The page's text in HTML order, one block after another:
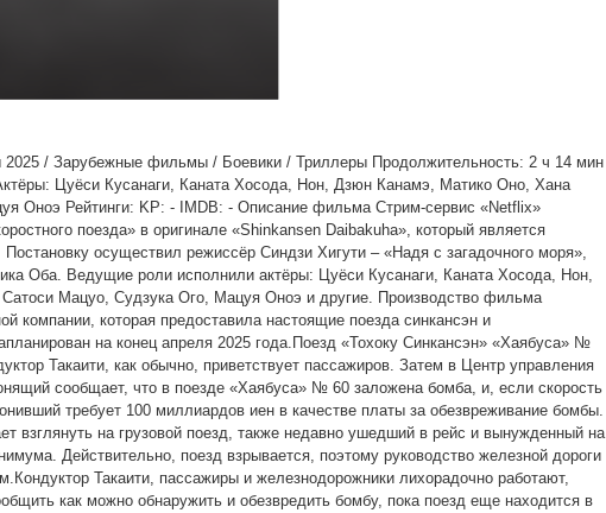
/ Зарубежные фильмы / Боевики / Триллеры Продолжительность: 2 ч 14 мин
Цуёси Кусанаги, Каната Хосода, Нон, Дзюн Канамэ, Матико Оно, Хана
Оноэ Рейтинги: KP: - IMDB: - Описание фильма Стрим-сервис «Netflix»
поезда» в оригинале «Shinkansen Daibakuha», который является
осуществил режиссёр Синдзи Хигути – «Надя с загадочного моря»,
Оба. Ведущие роли исполнили актёры: Цуёси Кусанаги, Каната Хосода, Нон,
Мацуо, Судзука Ого, Мацуя Оноэ и другие. Производство фильма
компании, которая предоставила настоящие поезда синкансэн и
на конец апреля 2025 года.Поезд «Тохоку Синкансэн» «Хаябуса» №
Такаити, как обычно, приветствует пассажиров. Затем в Центр управления
сообщает, что в поезде «Хаябуса» № 60 заложена бомба, и, если скорость
требует 100 миллиардов иен в качестве платы за обезвреживание бомбы.
взглянуть на грузовой поезд, также недавно ушедший в рейс и вынужденный на
Действительно, поезд взрывается, поэтому руководство железной дороги
Такаити, пассажиры и железнодорожники лихорадочно работают,
как можно обнаружить и обезвредить бомбу, пока поезд еще находится в